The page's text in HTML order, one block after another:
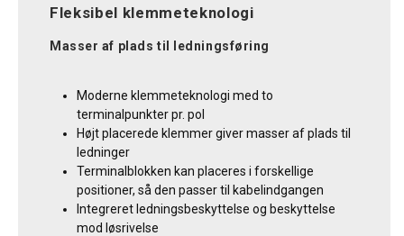
Fleksibel klemmeteknologi
Masser af plads til ledningsføring
Moderne klemmeteknologi med to
terminalpunkter pr. pol
Højt placerede klemmer giver masser af plads til
ledninger
Terminalblokken kan placeres i forskellige
positioner, så den passer til kabelindgangen
Integreret ledningsbeskyttelse og beskyttelse
mod løsrivelse